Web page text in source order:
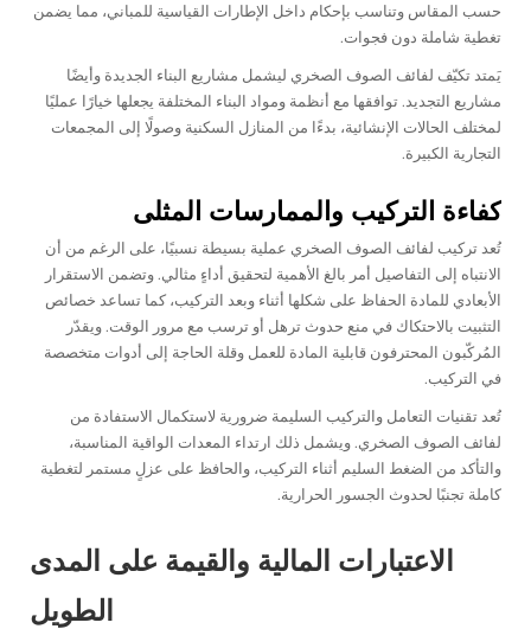
حسب المقاس وتناسب بإحكام داخل الإطارات القياسية للمباني، مما يضمن
تغطية شاملة دون فجوات.
يَمتد تكيّف لفائف الصوف الصخري ليشمل مشاريع البناء الجديدة وأيضًا
مشاريع التجديد. توافقها مع أنظمة ومواد البناء المختلفة يجعلها خيارًا عمليًا
لمختلف الحالات الإنشائية، بدءًا من المنازل السكنية وصولًا إلى المجمعات
التجارية الكبيرة.
كفاءة التركيب والممارسات المثلى
تُعد تركيب لفائف الصوف الصخري عملية بسيطة نسبيًا، على الرغم من أن
الانتباه إلى التفاصيل أمر بالغ الأهمية لتحقيق أداءٍ مثالي. وتضمن الاستقرار
الأبعادي للمادة الحفاظ على شكلها أثناء وبعد التركيب، كما تساعد خصائص
التثبيت بالاحتكاك في منع حدوث ترهل أو ترسب مع مرور الوقت. ويقدّر
المُركّبون المحترفون قابلية المادة للعمل وقلة الحاجة إلى أدوات متخصصة
في التركيب.
تُعد تقنيات التعامل والتركيب السليمة ضرورية لاستكمال الاستفادة من
لفائف الصوف الصخري. ويشمل ذلك ارتداء المعدات الواقية المناسبة،
والتأكد من الضغط السليم أثناء التركيب، والحافظ على عزلٍ مستمر لتغطية
كاملة تجنبًا لحدوث الجسور الحرارية.
الاعتبارات المالية والقيمة على المدى
الطويل